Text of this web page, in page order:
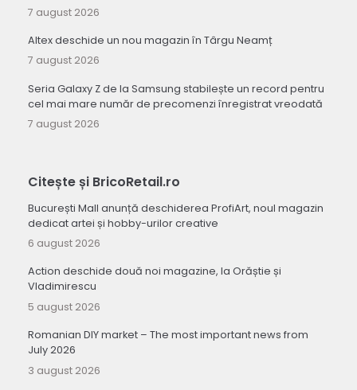
7 august 2026
Altex deschide un nou magazin în Târgu Neamț
7 august 2026
Seria Galaxy Z de la Samsung stabilește un record pentru
cel mai mare număr de precomenzi înregistrat vreodată
7 august 2026
Citește și BricoRetail.ro
București Mall anunță deschiderea ProfiArt, noul magazin
dedicat artei și hobby-urilor creative
6 august 2026
Action deschide două noi magazine, la Orăștie și
Vladimirescu
5 august 2026
Romanian DIY market – The most important news from
July 2026
3 august 2026